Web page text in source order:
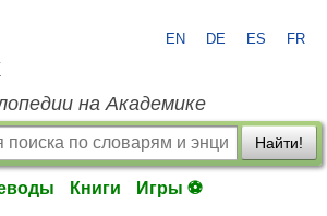
EN DE ES FR
на Академике
Найти!
Книги Игры ⚽